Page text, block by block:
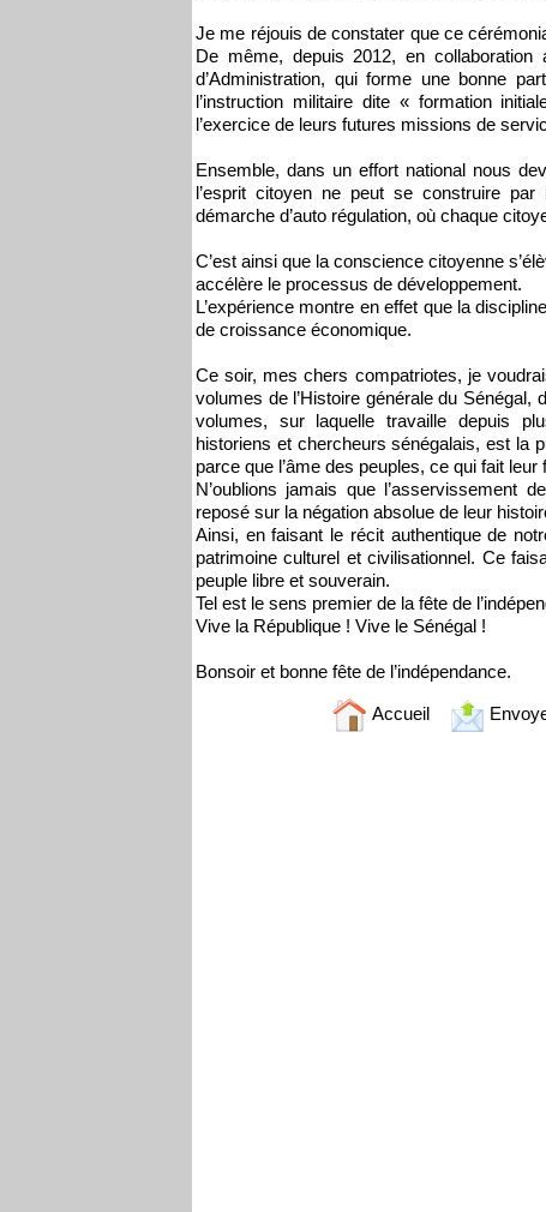
Je me réjouis de constater que ce
De même, depuis 2012, en collaboration
d’Administration, qui forme une bonne
l’instruction militaire dite « formation
l’exercice de leurs futures missions de
Ensemble, dans un effort national nous
l’esprit citoyen ne peut se construire
démarche d’auto régulation, où chaque
C’est ainsi que la conscience citoyenne
accélère le processus de développement.
L’expérience montre en effet que la
de croissance économique.
Ce soir, mes chers compatriotes, je
volumes de l’Histoire générale du
volumes, sur laquelle travaille depuis
historiens et chercheurs sénégalais, est la
parce que l’âme des peuples, ce qui fait
N’oublions jamais que l’asservissement
reposé sur la négation absolue de leur
Ainsi, en faisant le récit authentique de
patrimoine culturel et civilisationnel. Ce
peuple libre et souverain.
Tel est le sens premier de la fête de
Vive la République ! Vive le Sénégal !
Bonsoir et bonne fête de l’indépendance.
Accueil